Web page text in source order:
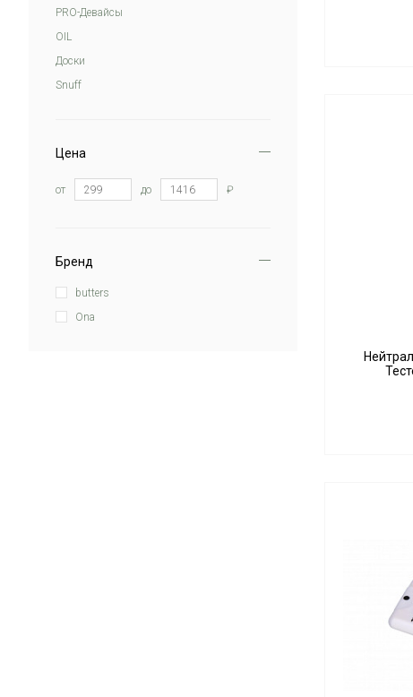
PRO-Девайсы
OIL
Доски
Snuff
Цена
от до ₽
Бренд
butters
Ona